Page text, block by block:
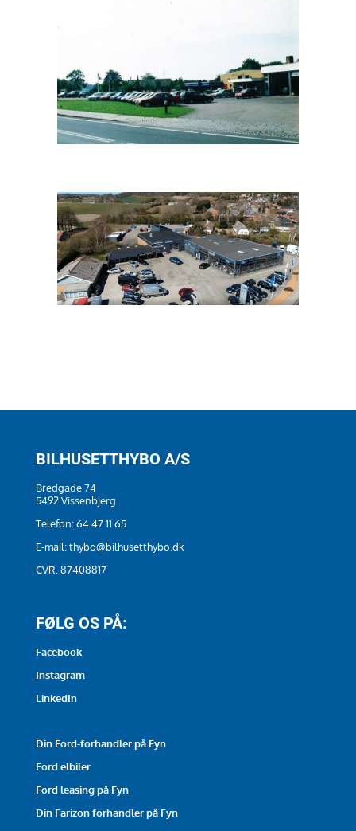
BILHUSETTHYBO A/S
Bredgade 74
5492 Vissenbjerg
Telefon:64 47 11 65
E-mail:thybo@bilhusetthybo.dk
CVR. 87408817
FØLG OS PÅ:
Facebook
Instagram
LinkedIn
Din Ford-forhandler på Fyn
Ford elbiler
Ford leasing på Fyn
Din Farizon forhandler på Fyn